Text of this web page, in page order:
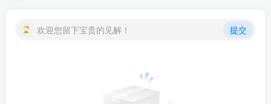
欢迎您留下宝贵的见解！ 提交